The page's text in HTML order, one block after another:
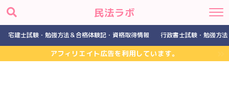
民法ラボ
宅建士試験・勉強方法＆合格体験記・資格取得情報 行政書士試験・勉強方
アフィリエイト広告を利用しています。